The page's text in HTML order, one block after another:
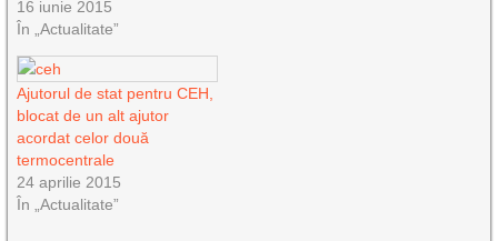
16 iunie 2015
În „Actualitate”
Ajutorul de stat pentru CEH,
blocat de un alt ajutor
acordat celor două
termocentrale
24 aprilie 2015
În „Actualitate”